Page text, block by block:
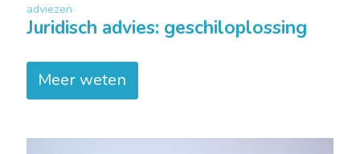
adviezen
Juridisch advies: geschiloplossing
Meer weten